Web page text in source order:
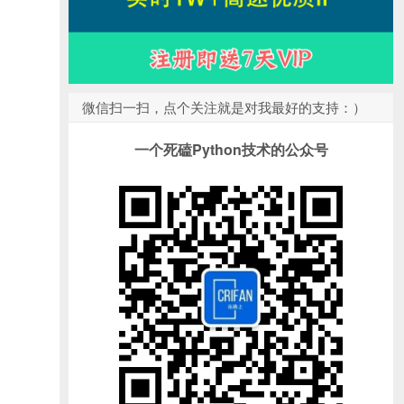
微信扫一扫，点个关注就是对我最好的支持：）
一个死磕Python技术的公众号